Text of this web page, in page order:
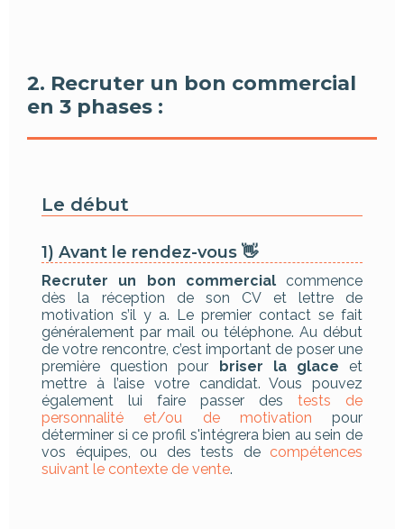
2. Recruter un bon commercial
en 3 phases :
Le début
1) Avant le rendez-vous 👋
Recruter un bon commercialcommence
dès la réception de son CV et lettre de
motivation s’il y a. Le premier contact se fait
généralement par mail ou téléphone. Au début
de votre rencontre, c’est important de poser une
première question pour briser la glace et
mettre à l’aise votre candidat. Vous pouvez
également lui faire passer des tests de
personnalité et/ou de motivation pour
déterminer si ce profil s'intégrera bien au sein de
vos équipes, ou des tests de compétences
suivant le contexte de vente.